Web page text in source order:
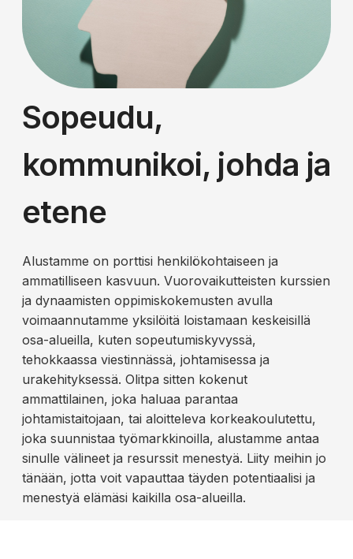
Sopeudu,
kommunikoi, johda ja
etene
Alustamme on porttisi henkilökohtaiseen ja
ammatilliseen kasvuun. Vuorovaikutteisten kurssien
ja dynaamisten oppimiskokemusten avulla
voimaannutamme yksilöitä loistamaan keskeisillä
osa-alueilla, kuten sopeutumiskyvyssä,
tehokkaassa viestinnässä, johtamisessa ja
urakehityksessä. Olitpa sitten kokenut
ammattilainen, joka haluaa parantaa
johtamistaitojaan, tai aloitteleva korkeakoulutettu,
joka suunnistaa työmarkkinoilla, alustamme antaa
sinulle välineet ja resurssit menestyä. Liity meihin jo
tänään, jotta voit vapauttaa täyden potentiaalisi ja
menestyä elämäsi kaikilla osa-alueilla.